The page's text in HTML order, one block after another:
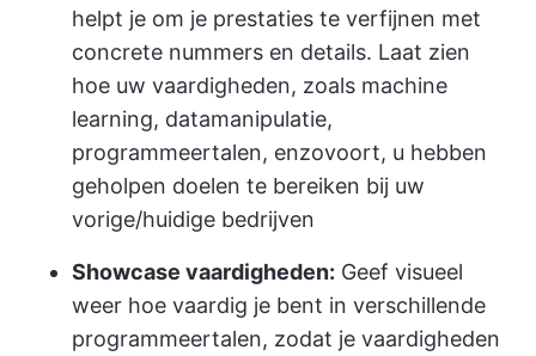
helpt je om je prestaties te verfijnen met
concrete nummers en details. Laat zien
hoe uw vaardigheden, zoals machine
learning, datamanipulatie,
programmeertalen, enzovoort, u hebben
geholpen doelen te bereiken bij uw
vorige/huidige bedrijven
Showcase vaardigheden: Geef visueel
weer hoe vaardig je bent in verschillende
programmeertalen, zodat je vaardigheden